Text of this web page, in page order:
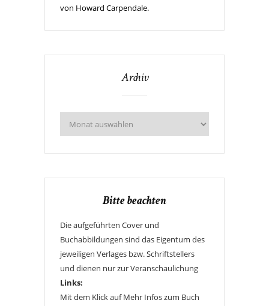
von Howard Carpendale.
Archiv
Bitte beachten
Die aufgeführten Cover und
Buchabbildungen sind das Eigentum des
jeweiligen Verlages bzw. Schriftstellers
und dienen nur zur Veranschaulichung
Links:
Mit dem Klick auf Mehr Infos zum Buch